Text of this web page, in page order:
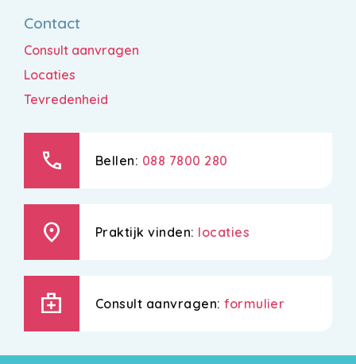
Contact
Consult aanvragen
Locaties
Tevredenheid
call Bellen: 088 7800 280
location_on Praktijk vinden: locaties
medical_services Consult aanvragen:formulier